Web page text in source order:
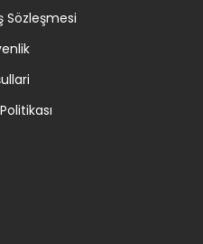
Sözleşmesi